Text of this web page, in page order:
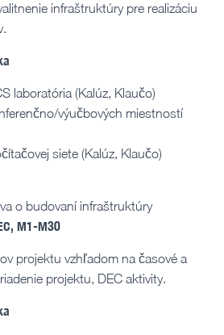
infraštruktúry pre realizáciu
laboratória (Kalúz, Klaučo)
výučbových miestností
siete (Kalúz, Klaučo)
o budovaní infraštruktúry
M1-M30
projektu vzhľadom na časové a
projektu, DEC aktivity.